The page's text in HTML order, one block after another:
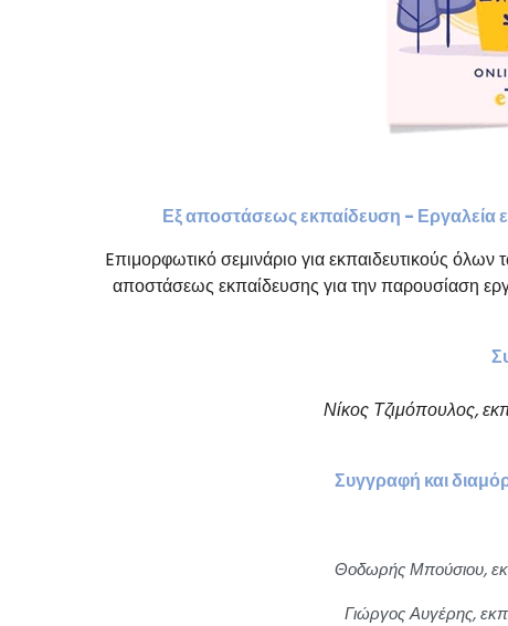
Εξ αποστάσεως εκπαίδευση - Εργαλεία
Eπιμορφωτικό σεμινάριο για εκπαιδευτικούς
αποστάσεως εκπαίδευσης για την παρουσίαση
Νίκος Τζιμόπουλος,
Συγγραφή και
Θοδωρής Μπούσιου,
Γιώργος Αυγέρης,